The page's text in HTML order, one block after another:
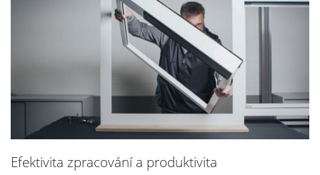
Efektivita zpracování a produktivita